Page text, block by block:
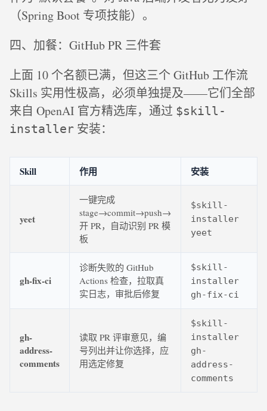
（Spring Boot 专项技能）。
四、加餐：GitHub PR 三件套
上面 10 个名额已满，但这三个 GitHub 工作流
Skills 实用性极高，必须单独提及——它们全部
来自 OpenAI 官方精选库，通过 $skill-
installer 安装：
Skill 作用 安装
yeet
一键完成
stage→commit→push→
开 PR，自动识别 PR 模
板
$skill-
installer
yeet
gh-fix-ci
诊断失败的 GitHub
Actions 检查，拉取真
实日志，审批后修复
$skill-
installer
gh-fix-ci
gh-
address-
comments
读取 PR 评审意见，编
号列出并让你选择，应
用选定修复
$skill-
installer
gh-
address-
comments